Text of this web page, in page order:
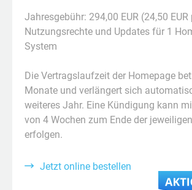
Umfangreiche Vorlagensammlung
Wartungsmodus mit Countdown
Direktzugang
Bookmarks
Generator für Impressum und
Erstinformation für reglementierte
Einwilligung Datenverarbeitung in
Rechtssichere Social und Videos
Verschlüsselung mit kostenfreiem
Stetige Weiterentwicklung und
Updates
Tägliche Sicherung des Homepage
Umsetzung der globalen
Monitoring der Verfügbarkeit und
Jahresgebühr: 294,00 EUR (24,50
Nutzungsrechte und Updates für 1
System
Die Vertragslaufzeit der Homepage
Monate und verlängert sich
weiteres Jahr. Eine Kündigung kann
von 4 Wochen zum Ende der
erfolgen.
Jetzt online bestellen